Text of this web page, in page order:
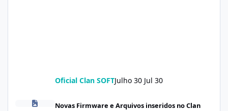
Oficial Clan SOFTJulho 30 Jul 30
POCO X8 Pro (klee) ENG Firmware Engineering Rom
Novas Firmware e Arquivos inseridos no Clan